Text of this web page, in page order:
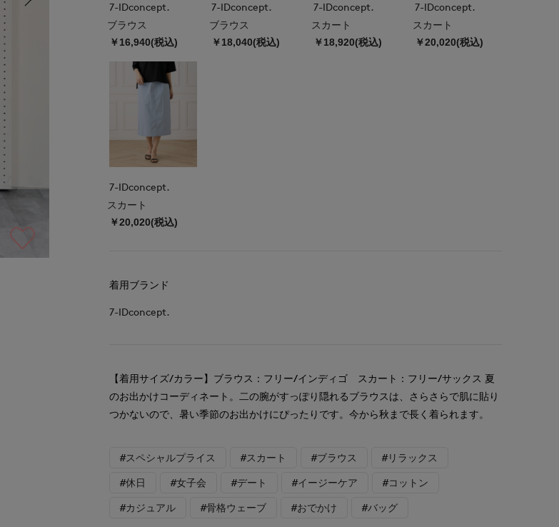
7-IDconcept.
ブラウス
￥16,940(税込)
7-IDconcept.
ブラウス
￥18,040(税込)
7-IDconcept.
スカート
￥18,920(税込)
7-IDconcept.
スカート
￥20,020(税込)
7-IDconcept.
スカート
￥20,020(税込)
着用ブランド
7-IDconcept.
【着用サイズ/カラー】ブラウス：フリー/インディゴ スカート：フリー/サックス 夏
のお出かけコーディネート。二の腕がすっぽり隠れるブラウスは、さらさらで肌に貼り
つかないので、暑い季節のお出かけにぴったりです。今から秋まで長く着られます。
#スペシャルプライス #スカート #ブラウス #リラックス
#休日 #女子会 #デート #イージーケア #コットン
#カジュアル #骨格ウェーブ #おでかけ #バッグ